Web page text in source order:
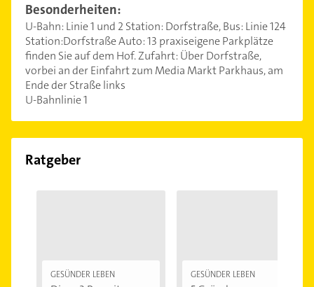
Besonderheiten:
U-Bahn: Linie 1 und 2 Station: Dorfstraße, Bus: Linie 124
Station:Dorfstraße Auto: 13 praxiseigene Parkplätze
finden Sie auf dem Hof. Zufahrt: Über Dorfstraße,
vorbei an der Einfahrt zum Media Markt Parkhaus, am
Ende der Straße links
U-Bahnlinie 1
Ratgeber
GESÜNDER LEBEN GESÜNDER LEBEN